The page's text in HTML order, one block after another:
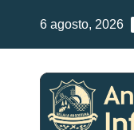
content
6 agosto, 2026